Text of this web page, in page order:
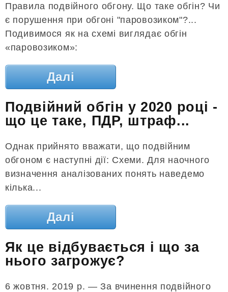
Правила подвійного обгону. Що таке обгін? Чи
є порушення при обгоні "паровозиком"?...
Подивимося як на схемі виглядає обгін
«паровозиком»:
Далі
Подвійний обгін у 2020 році -
що це таке, ПДР, штраф...
Однак прийнято вважати, що подвійним
обгоном є наступні дії: Схеми. Для наочного
визначення аналізованих понять наведемо
кілька...
Далі
Як це відбувається і що за
нього загрожує?
6 жовтня. 2019 р. — За вчинення подвійного